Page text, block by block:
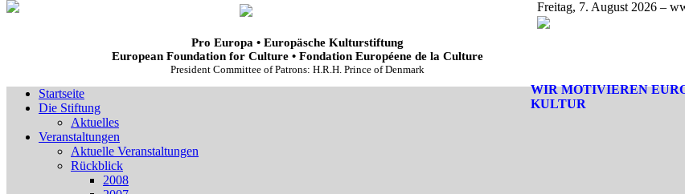
Freitag, 7. August 2026 –
WIR MOTIVIEREN
KULTUR
Pro Europa • Europäsche Kulturstiftung
European Foundation for Culture • Fondation Européene de la Culture
President Committee of Patrons: H.R.H. Prince of Denmark
Startseite
Die Stiftung
Aktuelles
Veranstaltungen
Aktuelle Veranstaltungen
Rückblick
2008